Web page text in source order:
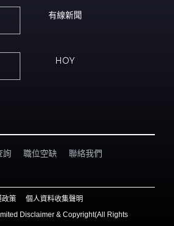
有線新聞
HOY
詢 職位空缺 聯絡我們
政策
個人資料收集聲明
Disclaimer & Copyright(All Rights